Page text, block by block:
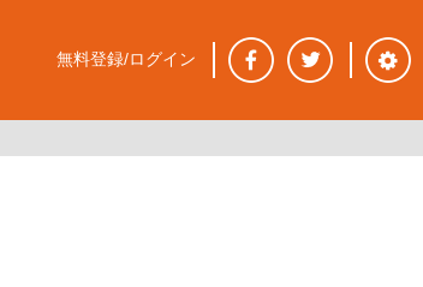
無料登録/ログイン